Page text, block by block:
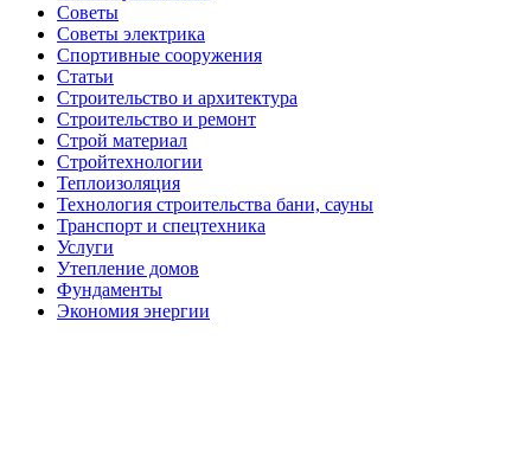
Советы
Советы электрика
Спортивные сооружения
Статьи
Строительство и архитектура
Строительство и ремонт
Строй материал
Стройтехнологии
Теплоизоляция
Технология строительства бани, сауны
Транспорт и спецтехника
Услуги
Утепление домов
Фундаменты
Экономия энергии